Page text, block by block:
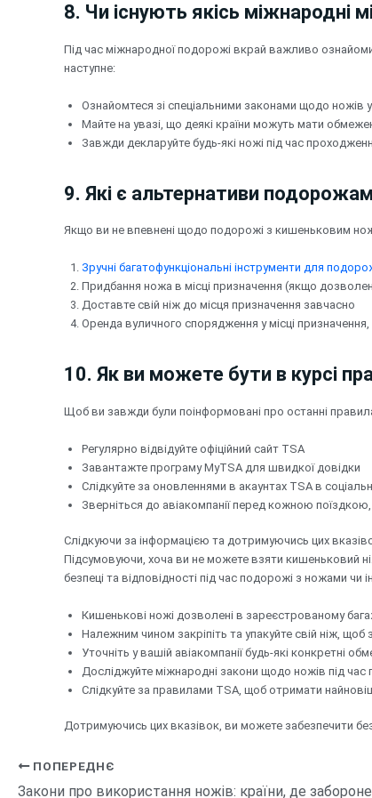
8. Чи існують якісь
Під час міжнародної подорожі вкрай важливо
наступне:
Ознайомтеся зі спеціальними законами щодо ножів у
Майте на увазі, що деякі країни можуть мати
Завжди декларуйте будь-які ножі під час
9. Які є альтернативи
Якщо ви не впевнені щодо подорожі з кишеньковим
Зручні багатофункціональні інструменти для
Придбання ножа в місці призначення (якщо
Доставте свій ніж до місця призначення завчасно
Оренда вуличного спорядження у місці
10. Як ви можете бути в курсі
Щоб ви завжди були поінформовані про останні
Регулярно відвідуйте офіційний сайт TSA
Завантажте програму MyTSA для швидкої довідки
Слідкуйте за оновленнями в акаунтах TSA в
Зверніться до авіакомпанії перед кожною
Слідкуючи за інформацією та дотримуючись цих
Підсумовуючи, хоча ви не можете взяти кишеньковий
безпеці та відповідності під час подорожі з ножами
Кишенькові ножі дозволені в зареєстрованому
Належним чином закріпіть та упакуйте свій ніж,
Уточніть у вашій авіакомпанії будь-які конкретні
Досліджуйте міжнародні закони щодо ножів під час
Слідкуйте за правилами TSA, щоб отримати
Дотримуючись цих вказівок, ви можете забезпечити
ПОПЕРЕДНЄ
Закони про використання ножів: країни, де